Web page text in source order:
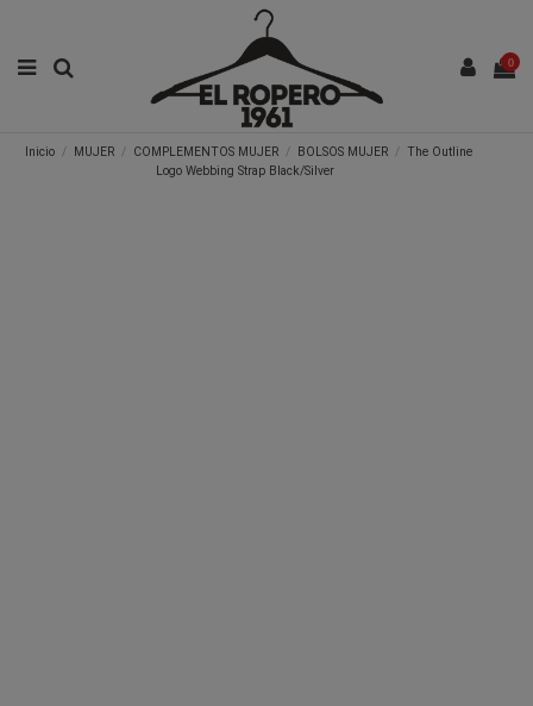
0
Inicio MUJER COMPLEMENTOS MUJER BOLSOS MUJER
The Outline
Logo Webbing Strap Black/Silver